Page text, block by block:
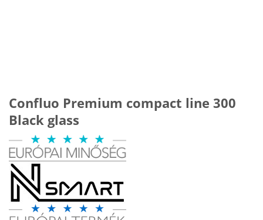
Confluo Premium compact line 300
Black glass